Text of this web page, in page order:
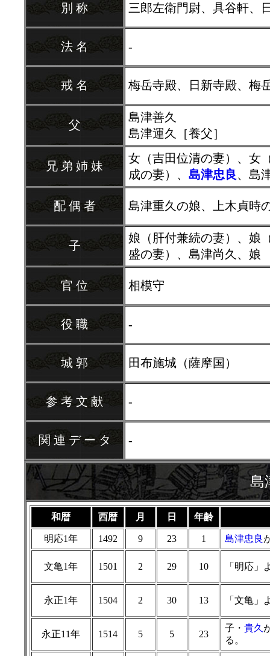
別 称 三郎左衛門尉、具谷軒、
法 名 -
戒 名 梅岳寺殿、日新寺殿、梅
父
島津善久
島津運久［養父］
兄 弟 姉 妹
女（吉田位清の妻）、女
成の妻）、 島津忠良、島
配 偶 者 島津重久の娘、上木貞時
子
娘（肝付兼続の妻）、娘
盛の妻）、島津尚久、娘
官 位 相模守
役 職 -
城 郭 田布施城（薩摩国）
参 考 文 献 -
関 連 デ ー タ -
島
和暦 西暦 月 日 年齢
明応1年 1492 9 23 1 島津忠良
文亀1年 1501 2 29 10 「明応」
永正1年 1504 2 30 13 「文亀」
永正11年 1514 5 5 23
子・ 貴久
る。